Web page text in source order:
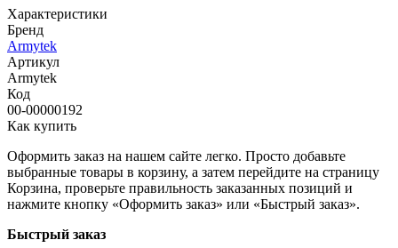
Характеристики
Бренд
Armytek
Артикул
Armytek
Код
00-00000192
Как купить
Оформить заказ на нашем сайте легко. Просто добавьте
выбранные товары в корзину, а затем перейдите на страницу
Корзина, проверьте правильность заказанных позиций и
нажмите кнопку «Оформить заказ» или «Быстрый заказ».
Быстрый заказ